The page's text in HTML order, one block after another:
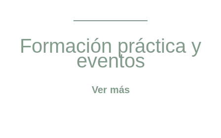
Formación práctica y
eventos
Ver más